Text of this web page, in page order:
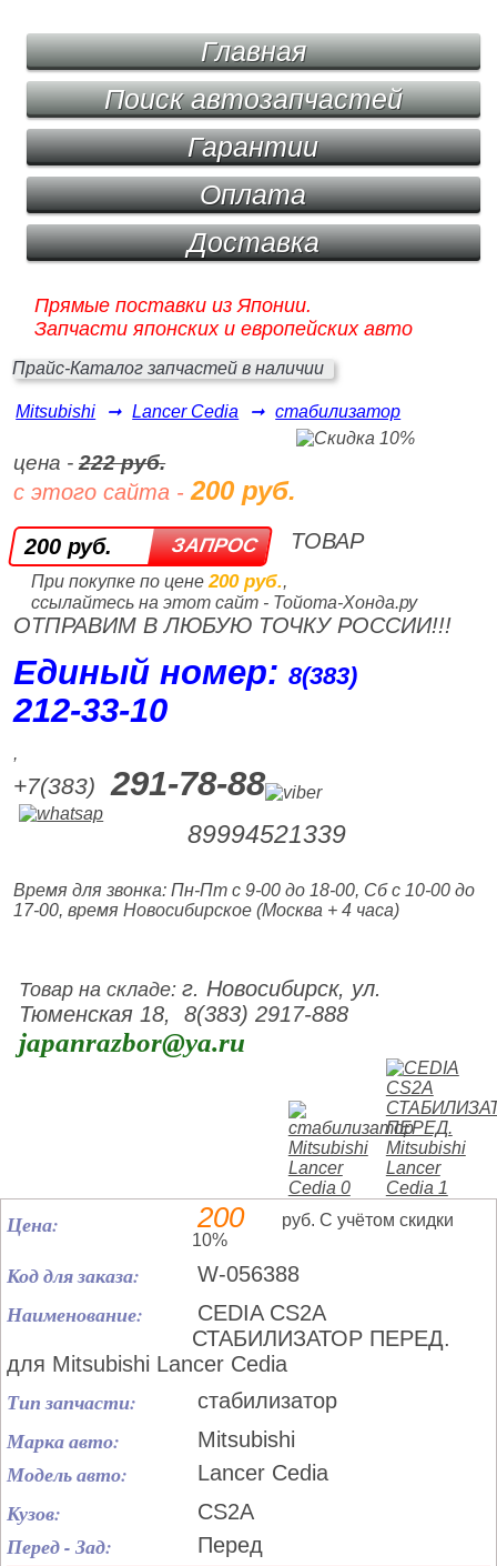
Главная
Поиск автозапчастей
Гарантии
Оплата
Доставка
Прямые поставки из Японии.
Запчасти японских и европейских авто
Прайс-Каталог запчастей в наличии
Mitsubishi ➞ Lancer Cedia ➞ стабилизатор
цена -222 руб.
с этого сайта -200 руб.
200 руб.
При покупке по цене 200 руб.,
ссылайтесь на этот сайт - Тойота-Хонда.ру
ТОВАР
ОТПРАВИМ В ЛЮБУЮ ТОЧКУ РОССИИ!!!
Единый номер:8(383)
212‑33‑10
,
+7(383) 291-78-88
89994521339
Время для звонка: Пн-Пт с 9-00 до 18-00, Сб с 10-00 до
17-00, время Новосибирское (Москва + 4 часа)
Товар на складе:г. Новосибирск, ул.
Тюменская 18, 8(383) 2917-888
japanrazbor@ya.ru
Цена: 200
руб. С учётом скидки
10%
Код для заказа: W-056388
Наименование:
CEDIA CS2A
СТАБИЛИЗАТОР ПЕРЕД.
для Mitsubishi Lancer Cedia
Тип запчасти: стабилизатор
Марка авто: Mitsubishi
Модель авто: Lancer Cedia
Кузов: CS2A
Перед - Зад: Перед